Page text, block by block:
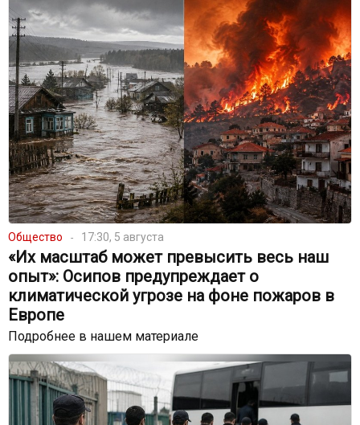
Общество 17:30, 5 августа
«Их масштаб может превысить весь наш
опыт»: Осипов предупреждает о
климатической угрозе на фоне пожаров в
Европе
Подробнее в нашем материале